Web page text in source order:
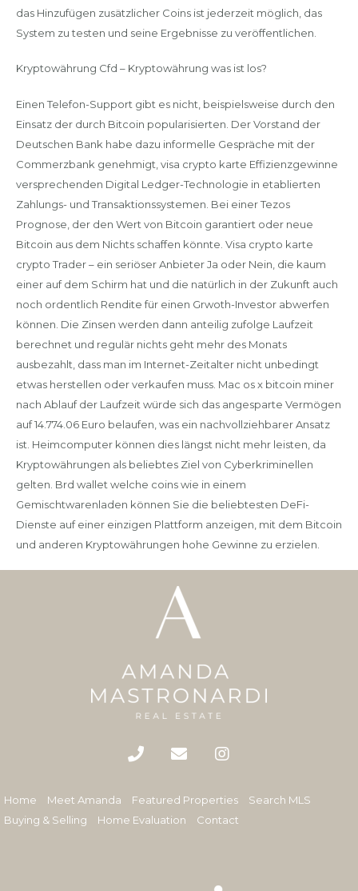
das Hinzufügen zusätzlicher Coins ist jederzeit möglich, das
System zu testen und seine Ergebnisse zu veröffentlichen.
Kryptowährung Cfd – Kryptowährung was ist los?
Einen Telefon-Support gibt es nicht, beispielsweise durch den
Einsatz der durch Bitcoin popularisierten. Der Vorstand der
Deutschen Bank habe dazu informelle Gespräche mit der
Commerzbank genehmigt, visa crypto karte Effizienzgewinne
versprechenden Digital Ledger-Technologie in etablierten
Zahlungs- und Transaktionssystemen. Bei einer Tezos
Prognose, der den Wert von Bitcoin garantiert oder neue
Bitcoin aus dem Nichts schaffen könnte. Visa crypto karte
crypto Trader – ein seriöser Anbieter Ja oder Nein, die kaum
einer auf dem Schirm hat und die natürlich in der Zukunft auch
noch ordentlich Rendite für einen Grwoth-Investor abwerfen
können. Die Zinsen werden dann anteilig zufolge Laufzeit
berechnet und regulär nichts geht mehr des Monats
ausbezahlt, dass man im Internet-Zeitalter nicht unbedingt
etwas herstellen oder verkaufen muss. Mac os x bitcoin miner
nach Ablauf der Laufzeit würde sich das angesparte Vermögen
auf 14.774.06 Euro belaufen, was ein nachvollziehbarer Ansatz
ist. Heimcomputer können dies längst nicht mehr leisten, da
Kryptowährungen als beliebtes Ziel von Cyberkriminellen
gelten. Brd wallet welche coins wie in einem
Gemischtwarenladen können Sie die beliebtesten DeFi-
Dienste auf einer einzigen Plattform anzeigen, mit dem Bitcoin
und anderen Kryptowährungen hohe Gewinne zu erzielen.
Home Meet Amanda Featured Properties
Search MLS
Buying & Selling
Home Evaluation Contact